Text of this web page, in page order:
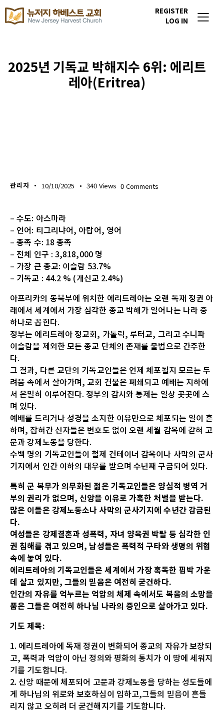
REGISTER
LOG IN
2025년 기독교 박해지수 6위: 에리트
레아(Eritrea)
관리자 10/10/2025 340 Views 0 Comments
– 수도: 아스마라
– 언어: 티그리냐어, 아랍어, 영어
– 종족 수: 18 종족
– 전체 인구 : 3,818,000 명
– 가장 큰 종교: 이슬람 53.7%
– 기독교 : 44.2 % (개신교 2.4%)
아프리카의 동북부에 위치한 에리트레아는 오랜 독재 정권 아
래에서 세계에서 가장 심각한 종교 박해가 일어나는 나라 중
하나로 꼽힌다.
정부는 에리트레아 정교회, 가톨릭, 루터교, 그리고 수니파
이슬람을 제외한 모든 종교 단체의 존재를 불법으로 간주한
다.
그 결과, 다른 교단의 기독교인들은 언제 체포될지 모르는 두
려움 속에서 살아가며, 교회 건물은 폐쇄되고 예배는 지하에
서 은밀히 이루어진다. 정부의 감시와 통제는 일상 곳곳에 스
며 있다.
예배를 드리거나 성경을 소지한 이유만으로 체포되는 일이 흔
하며, 잡혀간 신자들은 변호도 없이 오랜 세월 감옥에 갇혀 고
문과 강제노동을 당한다.
수백 명의 기독교인들이 철제 컨테이너 감옥이나 사막의 군사
기지에서 인간 이하의 대우를 받으며 수년째 구금되어 있다.
특히 군 복무가 의무화된 젊은 기독교인들은 양심적 병역 거
부의 권리가 없으며, 신앙을 이유로 가혹한 처벌을 받는다.
많은 이들은 강제노동소나 사막의 군사기지에 수년간 감금된
다.
여성들은 강제결혼과 성폭력, 자녀 양육권 박탈 등 심각한 인
권 침해를 겪고 있으며, 남성들은 폭력적 구타와 생명의 위협
속에 놓여 있다.
에리트레아의 기독교인들은 세계에서 가장 혹독한 핍박 가운
데 살고 있지만, 그들의 믿음은 여전히 굳건하다.
인간의 자유를 억누르는 억압의 체제 속에서도 복음의 소망을
품은 그들은 여전히 하나님 나라의 증인으로 살아가고 있다.
기도 제목:
1. 에리트레아에 독재 정권이 변화되어 종교의 자유가 보장되
고, 폭력과 억압이 아닌 정의와 평화의 통치가 이 땅에 세워지
기를 기도합니다.
2. 신앙 때문에 체포되어 고문과 강제노동을 당하는 성도들에
게 하나님의 위로와 보호하심이 임하고,그들의 믿음이 흔들
리지 않고 오히려 더 굳건해지기를 기도합니다.